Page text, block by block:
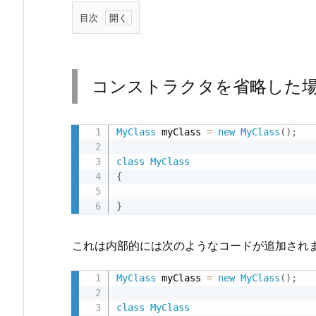
目次
1.
ス
ラ
ク
タ
省
場
合
コンストラクタを省略した
MyClass myClass = new MyClass ( ) ;
class MyClass
{
}
これは内部的には次のようなコードが追加され
MyClass myClass = new MyClass ( ) ;
class MyClass